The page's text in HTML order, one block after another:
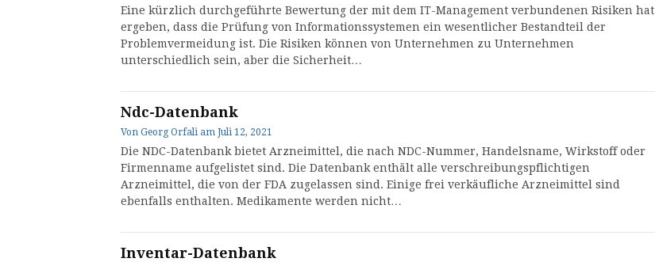
Eine kürzlich durchgeführte Bewertung der mit dem IT-Management verbundenen Risiken hat
ergeben, dass die Prüfung von Informationssystemen ein wesentlicher Bestandteil der
Problemvermeidung ist. Die Risiken können von Unternehmen zu Unternehmen
unterschiedlich sein, aber die Sicherheit…
Ndc-Datenbank
Von Georg Orfali am Juli 12, 2021
Die NDC-Datenbank bietet Arzneimittel, die nach NDC-Nummer, Handelsname, Wirkstoff oder
Firmenname aufgelistet sind. Die Datenbank enthält alle verschreibungspflichtigen
Arzneimittel, die von der FDA zugelassen sind. Einige frei verkäufliche Arzneimittel sind
ebenfalls enthalten. Medikamente werden nicht…
Inventar-Datenbank